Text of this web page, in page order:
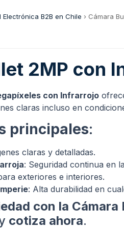
B2B en Chile › Cámara
2MP con
con Infrarrojo
claras incluso en
principales:
claras y detalladas.
: Seguridad continua en
exteriores e interiores.
: Alta durabilidad en
con la
cotiza ahora.